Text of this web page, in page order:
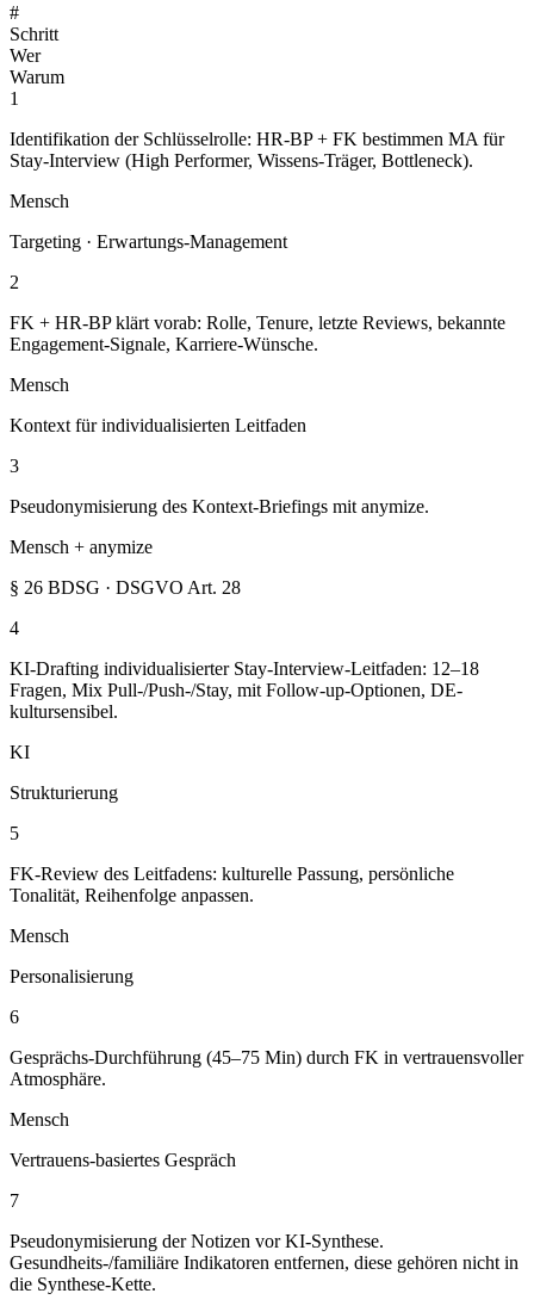
#
Schritt
Wer
Warum
1
Identifikation der Schlüsselrolle: HR-BP + FK bestimmen MA für
Stay-Interview (High Performer, Wissens-Träger, Bottleneck).
Mensch
Targeting · Erwartungs-Management
2
FK + HR-BP klärt vorab: Rolle, Tenure, letzte Reviews, bekannte
Engagement-Signale, Karriere-Wünsche.
Mensch
Kontext für individualisierten Leitfaden
3
Pseudonymisierung des Kontext-Briefings mit anymize.
Mensch + anymize
§ 26 BDSG · DSGVO Art. 28
4
KI-Drafting individualisierter Stay-Interview-Leitfaden: 12–18
Fragen, Mix Pull-/Push-/Stay, mit Follow-up-Optionen, DE-
kultursensibel.
KI
Strukturierung
5
FK-Review des Leitfadens: kulturelle Passung, persönliche
Tonalität, Reihenfolge anpassen.
Mensch
Personalisierung
6
Gesprächs-Durchführung (45–75 Min) durch FK in vertrauensvoller
Atmosphäre.
Mensch
Vertrauens-basiertes Gespräch
7
Pseudonymisierung der Notizen vor KI-Synthese.
Gesundheits-/familiäre Indikatoren entfernen, diese gehören nicht in
die Synthese-Kette.